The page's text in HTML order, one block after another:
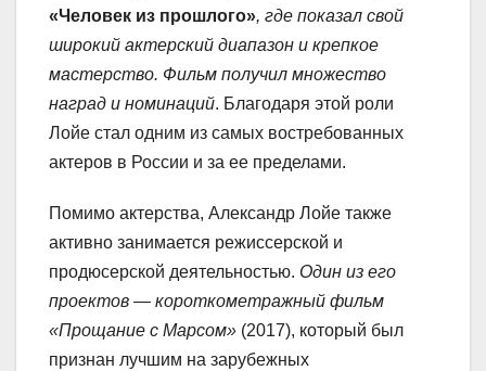
«Человек из прошлого», где показал свой
широкий актерский диапазон и крепкое
мастерство. Фильм получил множество
наград и номинаций. Благодаря этой роли
Лойе стал одним из самых востребованных
актеров в России и за ее пределами.
Помимо актерства, Александр Лойе также
активно занимается режиссерской и
продюсерской деятельностью. Один из его
проектов — короткометражный фильм
«Прощание с Марсом» (2017), который был
признан лучшим на зарубежных